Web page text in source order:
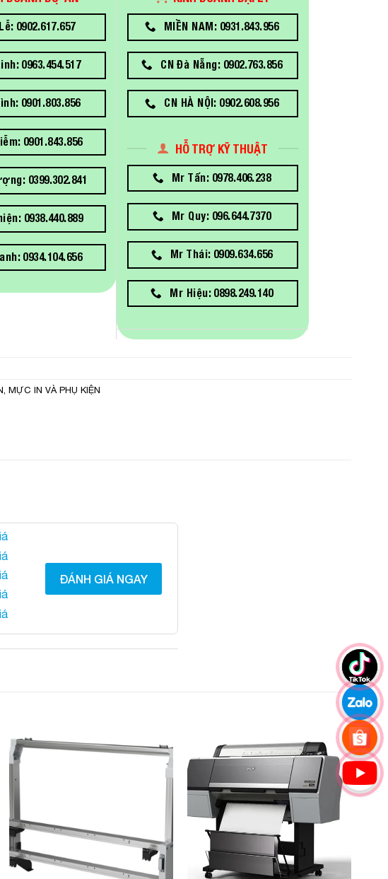
0902.617.657
0963.454.517
0901.803.856
0901.843.856
0399.302.841
0938.440.889
0934.104.656
MIỀN NAM: 0931.843.956
CN Đà Nẵng: 0902.763.856
CN HÀ NỘI: 0902.608.956
HỖ TRỢ KỸ THUẬT
Mr Tấn: 0978.406.238
Mr Quy: 096.644.7370
Mr Thái: 0909.634.656
Mr Hiệu: 0898.249.140
MỰC IN VÀ PHỤ KIỆN
ĐÁNH GIÁ NGAY
Add to
Wishlist